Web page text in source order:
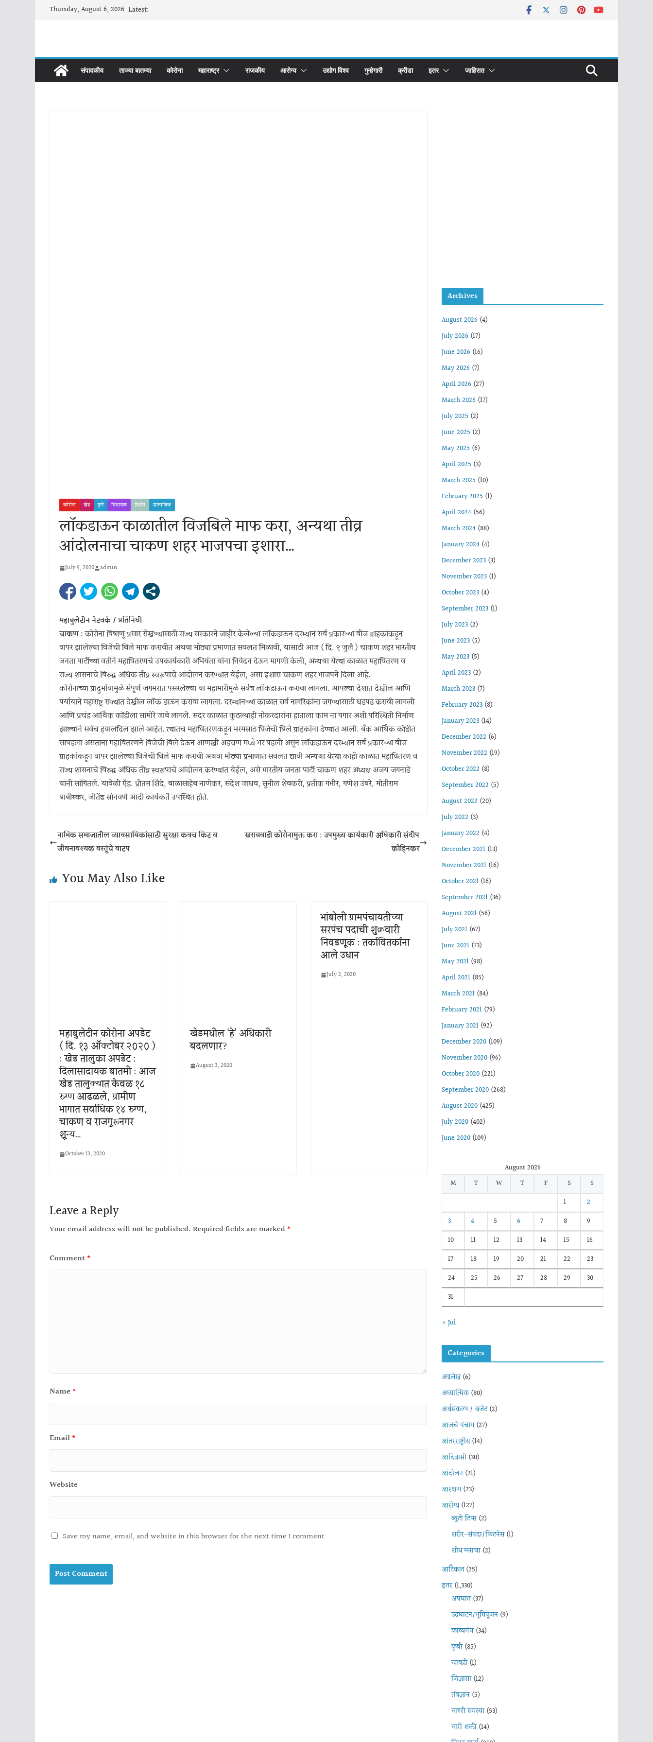
Thursday, August 6, 2026 Latest:
संपादकीय ताज्या बातम्या कोरोना महाराष्ट्र राजकीय आरोग्य उद्योग विश्व गुन्हेगारी क्रीडा इतर जाहिरात
कोरोना खेड पुणे विधायक विशेष सामाजिक
लॉकडाऊन काळातील विजबिले माफ करा, अन्यथा तीव्र
आंदोलनाचा चाकण शहर भाजपचा इशारा…
July 9, 2020 admin
महाबुलेटीन नेटवर्क / प्रतिनिधी
चाकण :कोरोना विषाणू प्रसार रोखण्यासाठी राज्य सरकारने जाहीर केलेल्या लॉकडाऊन दरम्यान सर्व प्रकारच्या वीज ग्राहकांकडून
वापर झालेल्या विजेची बिले माफ करावीत अथवा मोठ्या प्रमाणात सवलत मिळावी, यासाठी आज ( दि. ९ जुलै ) चाकण शहर भारतीय
जनता पार्टीच्या वतीने महावितरणचे उपकार्यकारी अभियंता यांना निवेदन देऊन मागणी केली, अन्यथा येत्या काळात महावितरण व
राज्य शासनाचे विरुद्ध अधिक तीव्र स्वरूपाचे आंदोलन करण्यात येईल, असा इशारा चाकण शहर भाजपने दिला आहे.
कोरोनाच्या प्रादुर्भावामुळे संपूर्ण जगभरात पसरलेल्या या महामारीमुळे सर्वत्र लॉकडाऊन करावा लागला. आपल्या देशात देखील आणि
पर्यायाने महाराष्ट्र राज्यात देखील लॉक डाऊन करावा लागला. दरम्यानच्या काळात सर्व नागरिकांना जगण्यासाठी धडपड करावी लागली
आणि प्रचंड आर्थिक कोंडीला सामोरे जावे लागले. सदर काळात कुठल्याही नोकरदारांना हाताला काम ना पगार अशी परिस्थिती निर्माण
झाल्याने सर्वच हवालदिल झाले आहेत. त्यातच महावितरणकडून भरमसाठ विजेची बिले ग्राहकांना देण्यात आली. बँक आर्थिक कोंडीत
सापडला असताना महावितरणने विजेची बिले देऊन आणखी अडचण मध्ये भर पडली असून लॉकडाऊन दरम्यान सर्व प्रकारच्या वीज
ग्राहकांकडून वापर झालेल्या विजेची बिले माफ करावी अथवा मोठ्या प्रमाणात सवलत द्यावी अन्यथा येत्या काही काळात महावितरण व
राज्य शासनाचे विरुद्ध अधिक तीव्र स्वरूपाचे आंदोलन करण्यात येईल, असे भारतीय जनता पार्टी चाकण शहर अध्यक्ष अजय जगनाडे
यांनी सांगितले. यावेळी ऍड. प्रीतम शिंदे, बाळासाहेब नाणेकर, संदेश जाधव, सुनील शेवकरी, प्रतीक गंभीर, गणेश उंबरे, मोतीराम
बाबीस्कर, जीतेंद्र सोनवणे आदी कार्यकर्ते उपस्थित होते.
नाभिक समाजातील व्यावसायिकांसाठी सुरक्षा कवच किट व
जीवनावश्यक वस्तूंचे वाटप
खराबवाडी कोरोनामुक्त करा : उपमुख्य कार्यकारी अधिकारी संदीप
कोहिनकर
You May Also Like
महाबुलेटीन कोरोना अपडेट
( दि. १३ ऑक्टोबर २०२० )
: खेड तालुका अपडेट :
दिलासादायक बातमी : आज
खेड तालुक्यात केवळ १८
रुग्ण आढळले, ग्रामीण
भागात सर्वाधिक १४ रुग्ण,
चाकण व राजगुरूनगर
शून्य…
October 13, 2020
खेडमधील ‘हे’ अधिकारी
बदलणार?
August 3, 2020
भांबोली ग्रामपंचायतीच्या
सरपंच पदाची शुक्रवारी
निवडणूक : तर्कावितर्कांना
आले उधान
July 2, 2020
Leave a Reply
Your email address will not be published. Required fields are marked *
Comment *
Name *
Email *
Website
Save my name, email, and website in this browser for the next time I comment.
Archives
August 2026 (4)
July 2026 (17)
June 2026 (16)
May 2026 (7)
April 2026 (27)
March 2026 (17)
July 2025 (2)
June 2025 (2)
May 2025 (6)
April 2025 (3)
March 2025 (10)
February 2025 (1)
April 2024 (56)
March 2024 (88)
January 2024 (4)
December 2023 (3)
November 2023 (1)
October 2023 (4)
September 2023 (1)
July 2023 (2)
June 2023 (5)
May 2023 (5)
April 2023 (2)
March 2023 (7)
February 2023 (8)
January 2023 (14)
December 2022 (6)
November 2022 (19)
October 2022 (8)
September 2022 (5)
August 2022 (20)
July 2022 (3)
January 2022 (4)
December 2021 (13)
November 2021 (16)
October 2021 (16)
September 2021 (36)
August 2021 (56)
July 2021 (67)
June 2021 (73)
May 2021 (98)
April 2021 (85)
March 2021 (84)
February 2021 (79)
January 2021 (92)
December 2020 (109)
November 2020 (96)
October 2020 (221)
September 2020 (268)
August 2020 (425)
July 2020 (402)
June 2020 (109)
August 2026
M
T W T F S
S
1
2
3
4 5 6 7 8
9
10
11 12 13 14 15
16
17
18 19 20 21 22
23
24
25 26 27 28 29
30
31
« Jul
Categories
अग्रलेख(6)
अध्यात्मिक(80)
अर्थसंकल्प / बजेट(2)
आजचे पंचांग(27)
आंतरराष्ट्रीय(14)
आदिवासी(30)
आंदोलन(21)
आरक्षण(23)
आरोग्य(127)
ब्युटी टिप्स(2)
शरीर-संपदा/फिटनेस(1)
शोध मनाचा(2)
आर्टिकल(25)
इतर(1,330)
अपघात(37)
उदघाटन/भूमिपूजन(9)
काव्यमंच(34)
कृषी(85)
चावडी(1)
जिज्ञासा(12)
तंत्रज्ञान(5)
नागरी समस्या(53)
नारी शक्ती(14)